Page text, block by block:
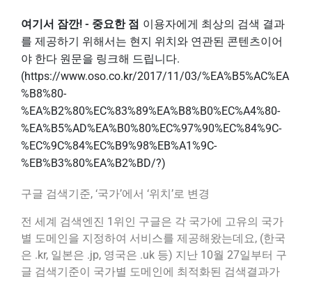
여기서 잠깐! - 중요한 점 이용자에게 최상의 검색 결과
를 제공하기 위해서는 현지 위치와 연관된 콘텐츠이어
야 한다 원문을 링크해 드립니다.
(https://www.oso.co.kr/2017/11/03/%EA%B5%AC%EA
%B8%80-
%EA%B2%80%EC%83%89%EA%B8%B0%EC%A4%80-
%EA%B5%AD%EA%B0%80%EC%97%90%EC%84%9C-
%EC%9C%84%EC%B9%98%EB%A1%9C-
%EB%B3%80%EA%B2%BD/?)
구글 검색기준, ‘국가’에서 ‘위치’로 변경
전 세계 검색엔진 1위인 구글은 각 국가에 고유의 국가
별 도메인을 지정하여 서비스를 제공해왔는데요, (한국
은 .kr, 일본은 .jp, 영국은 .uk 등) 지난 10월 27일부터 구
글 검색기준이 국가별 도메인에 최적화된 검색결과가